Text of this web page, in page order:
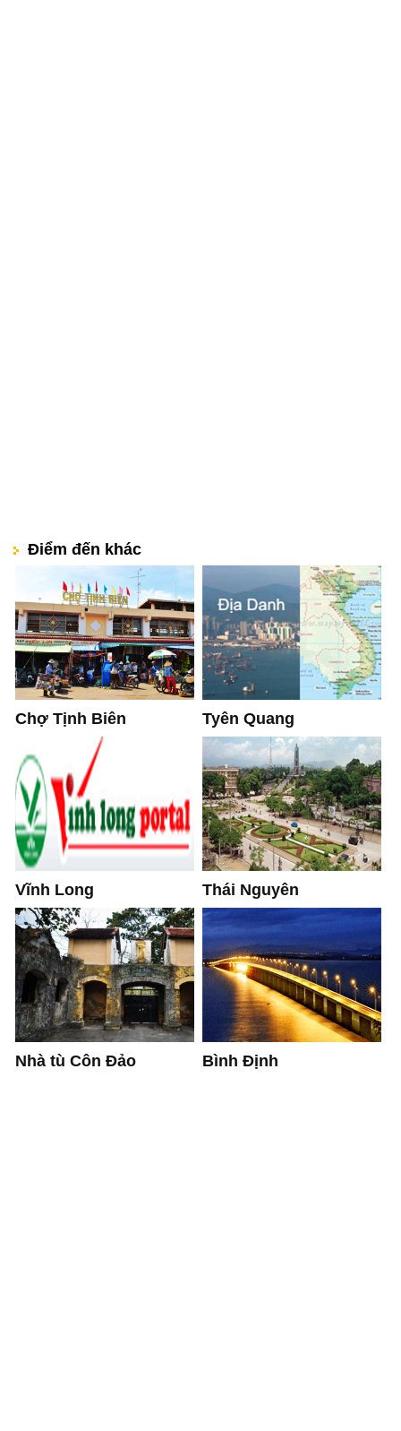
Điểm đến khác
Chợ Tịnh Biên Tyên Quang
Vĩnh Long Thái Nguyên
Nhà tù Côn Đảo Bình Định